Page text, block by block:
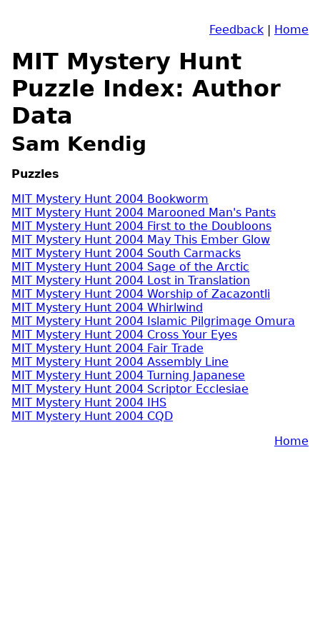
Feedback | Home
MIT Mystery Hunt
Puzzle Index: Author
Data
Sam Kendig
Puzzles
MIT Mystery Hunt 2004 Bookworm
MIT Mystery Hunt 2004 Marooned Man's Pants
MIT Mystery Hunt 2004 First to the Doubloons
MIT Mystery Hunt 2004 May This Ember Glow
MIT Mystery Hunt 2004 South Carmacks
MIT Mystery Hunt 2004 Sage of the Arctic
MIT Mystery Hunt 2004 Lost in Translation
MIT Mystery Hunt 2004 Worship of Zacazontli
MIT Mystery Hunt 2004 Whirlwind
MIT Mystery Hunt 2004 Islamic Pilgrimage Omura
MIT Mystery Hunt 2004 Cross Your Eyes
MIT Mystery Hunt 2004 Fair Trade
MIT Mystery Hunt 2004 Assembly Line
MIT Mystery Hunt 2004 Turning Japanese
MIT Mystery Hunt 2004 Scriptor Ecclesiae
MIT Mystery Hunt 2004 IHS
MIT Mystery Hunt 2004 CQD
Home